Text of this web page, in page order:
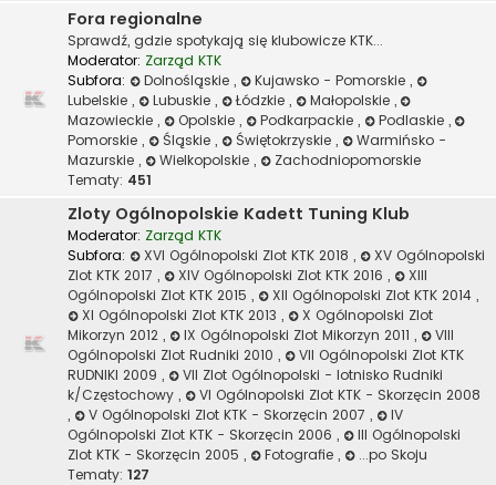
Fora regionalne
Sprawdź, gdzie spotykają się klubowicze KTK...
Moderator: Zarząd KTK
Subfora:
Dolnośląskie , Kujawsko - Pomorskie ,
Lubelskie , Lubuskie , Łódzkie , Małopolskie ,
Mazowieckie , Opolskie , Podkarpackie , Podlaskie ,
Pomorskie , Śląskie , Świętokrzyskie ,
Warmińsko -
Mazurskie , Wielkopolskie ,
Zachodniopomorskie
Tematy: 451
Zloty Ogólnopolskie Kadett Tuning Klub
Moderator: Zarząd KTK
Subfora:
XVI Ogólnopolski Zlot KTK 2018 ,
XV Ogólnopolski
Zlot KTK 2017 , XIV Ogólnopolski Zlot KTK 2016 ,
XIII
Ogólnopolski Zlot KTK 2015 , XII Ogólnopolski Zlot KTK 2014 ,
XI Ogólnopolski Zlot KTK 2013 ,
X Ogólnopolski Zlot
Mikorzyn 2012 , IX Ogólnopolski Zlot Mikorzyn 2011 ,
VIII
Ogólnopolski Zlot Rudniki 2010 ,
VII Ogólnopolski Zlot KTK
RUDNIKI 2009 ,
VII Zlot Ogólnopolski - lotnisko Rudniki
k/Częstochowy ,
VI Ogólnopolski Zlot KTK - Skorzęcin 2008
,
V Ogólnopolski Zlot KTK - Skorzęcin 2007 ,
IV
Ogólnopolski Zlot KTK - Skorzęcin 2006 ,
III Ogólnopolski
Zlot KTK - Skorzęcin 2005 , Fotografie ,
...po Skoju
Tematy: 127